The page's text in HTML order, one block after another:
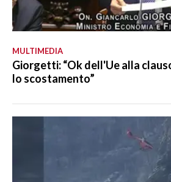
MULTIMEDIA
Giorgetti: “Ok dell'Ue alla
lo scostamento”